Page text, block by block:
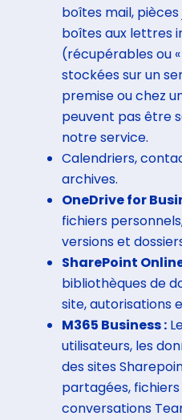
boîtes mail,
boîtes aux lettres
(récupérables ou
stockées sur un
premise ou chez
peuvent pas être
notre service.
Calendriers,
archives.
OneDrive for
fichiers
versions et
SharePoint
bibliothèques de
site, autorisations
M365 Business :
utilisateurs, les
des sites
partagées,
conversations